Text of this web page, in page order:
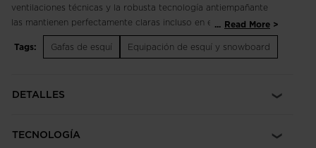
ventilaciones técnicas y la robusta tecnología antiempañante
las mantienen perfectamente claras incluso en esfuerzos
intensos.
UV bajo el sol.
Nuestra tecnología Fog Control incluye un recubrimiento
... Read More
Tags:
Gafas de esquí Equipación de esquí y snowboard
DETALLES
TECNOLOGÍA